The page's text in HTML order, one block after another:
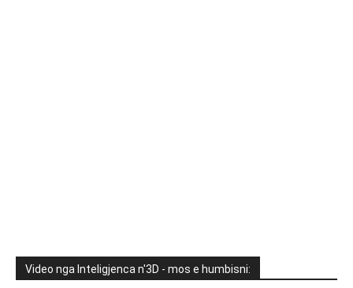
Video nga Inteligjenca n'3D - mos e humbisni: